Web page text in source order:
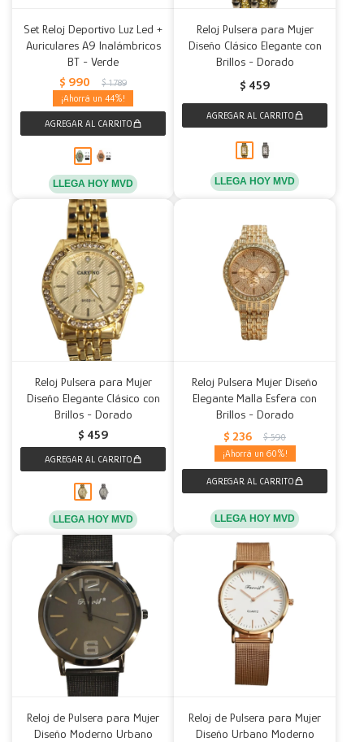
Set Reloj Deportivo Luz Led +
Auriculares A9 Inalámbricos
BT - Verde
$ 990 $ 1.789
44
LLEGA HOY MVD
Reloj Pulsera para Mujer
Diseño Clásico Elegante con
Brillos - Dorado
$ 459
LLEGA HOY MVD
Reloj Pulsera para Mujer
Diseño Elegante Clásico con
Brillos - Dorado
$ 459
LLEGA HOY MVD
Reloj Pulsera Mujer Diseño
Elegante Malla Esfera con
Brillos - Dorado
$ 236 $ 590
60
LLEGA HOY MVD
Reloj de Pulsera para Mujer
Diseño Moderno Urbano
Reloj de Pulsera para Mujer
Diseño Urbano Moderno
Mesas
Calefactores
Acolchados y Frazadas
Fundas
Decoración
Accesorios para el hogar
Herramientas
Accesorios
Muebles Infantiles